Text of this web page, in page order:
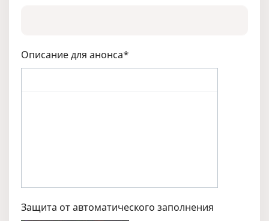
Описание для анонса*
Защита от автоматического заполнения